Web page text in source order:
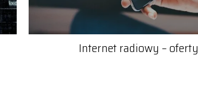
Internet radiowy – oferty